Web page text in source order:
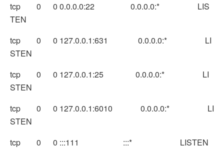
tcp 0 0 0.0.0.0:22 0.0.0.0:* LIS
TEN
tcp 0 0 127.0.0.1:631 0.0.0.0:* LI
STEN
tcp 0 0 127.0.0.1:25 0.0.0.0:* LI
STEN
tcp 0 0 127.0.0.1:6010 0.0.0.0:* LI
STEN
tcp 0 0 :::111 :::* LISTEN